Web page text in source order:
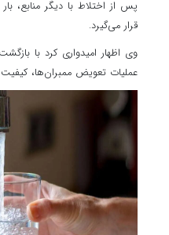
پس از اختلاط با دیگر منابع،
قرار می‌گیرد.
وی اظهار امیدواری کرد با
عملیات تعویض ممبران‌ها،